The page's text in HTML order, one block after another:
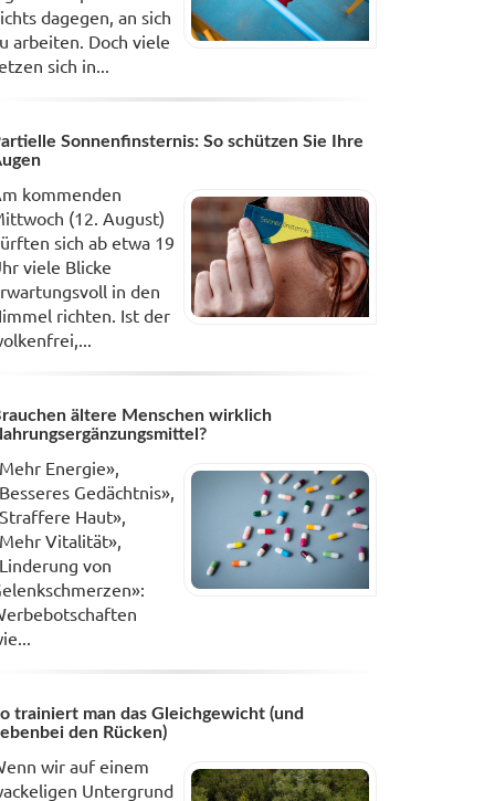
dagegen, an sich
arbeiten. Doch viele
sich in...
Sonnenfinsternis: So schützen Sie Ihre
kommenden
(12. August)
sich ab etwa 19
viele Blicke
in den
richten. Ist der
ältere Menschen wirklich
Energie»,
Gedächtnis»,
Haut»,
Vitalität»,
von
trainiert man das Gleichgewicht (und
den Rücken)
wir auf einem
Untergrund